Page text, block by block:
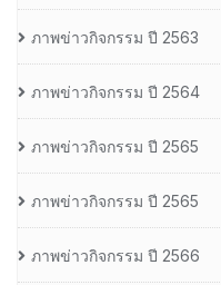
ภาพข่าวกิจกรรม ปี 2563
ภาพข่าวกิจกรรม ปี 2564
ภาพข่าวกิจกรรม ปี 2565
ภาพข่าวกิจกรรม ปี 2565
ภาพข่าวกิจกรรม ปี 2566